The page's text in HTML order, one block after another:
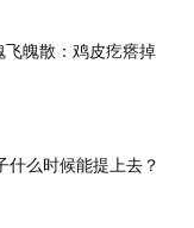
魄散：鸡皮疙瘩掉
什么时候能提上去？